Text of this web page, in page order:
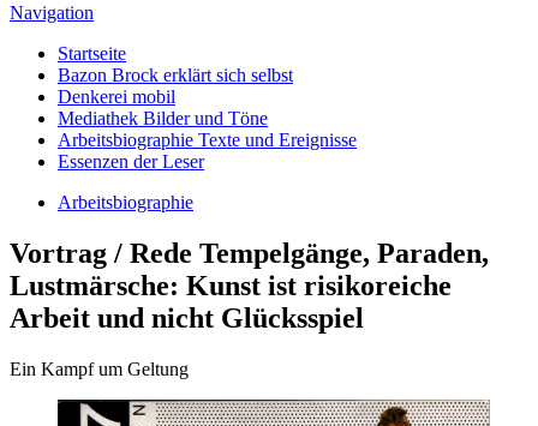
Navigation
Startseite
Bazon Brock erklärt sich selbst
Denkerei mobil
Mediathek Bilder und Töne
Arbeitsbiographie Texte und Ereignisse
Essenzen der Leser
Arbeitsbiographie
Vortrag / Rede Tempelgänge, Paraden,
Lustmärsche: Kunst ist risikoreiche
Arbeit und nicht Glücksspiel
Ein Kampf um Geltung